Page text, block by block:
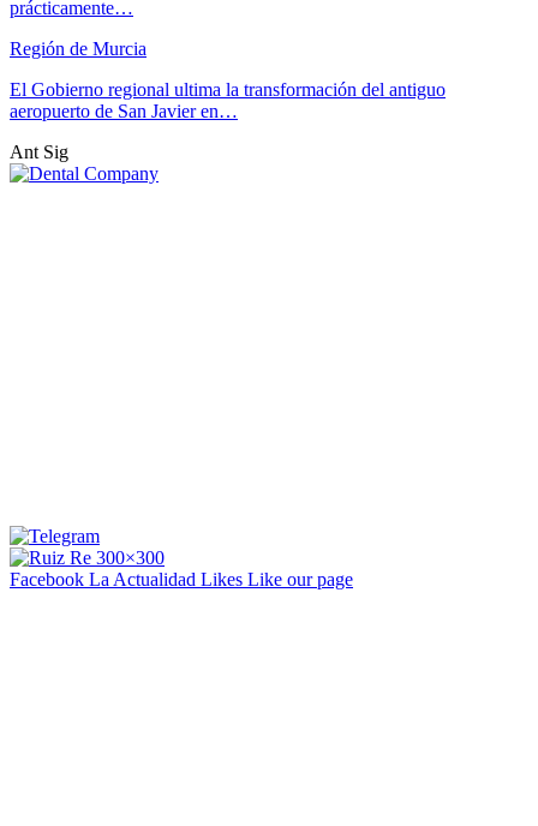
prácticamente…
Región de Murcia
El Gobierno regional ultima la transformación del antiguo
aeropuerto de San Javier en…
Ant Sig
Facebook La Actualidad Likes Like our page